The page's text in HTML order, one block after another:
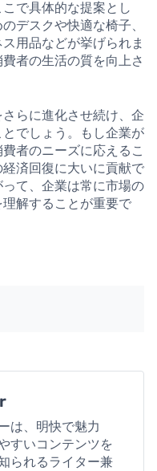
で具体的な提案とし
デスクや快適な椅子、
用品などが挙げられま
者の生活の質を向上さ
らに進化させ続け、企
でしょう。もし企業が
者のニーズに応えるこ
済回復に大いに貢献で
て、企業は常に市場の
解することが重要で
は、明快で魅力
すいコンテンツを
られるライター兼